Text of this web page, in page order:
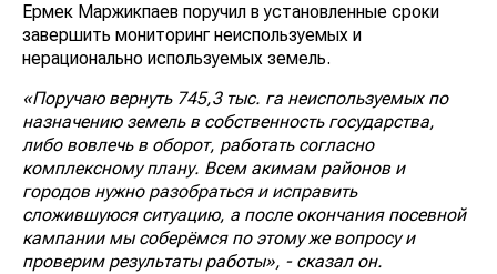
Ермек Маржикпаев поручил в установленные сроки
завершить мониторинг неиспользуемых и
нерационально используемых земель.
«Поручаю вернуть 745,3 тыс. га неиспользуемых по
назначению земель в собственность государства,
либо вовлечь в оборот, работать согласно
комплексному плану. Всем акимам районов и
городов нужно разобраться и исправить
сложившуюся ситуацию, а после окончания посевной
кампании мы соберёмся по этому же вопросу и
проверим результаты работы», - сказал он.